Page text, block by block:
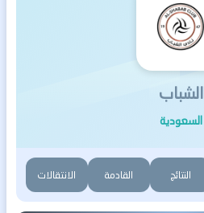
الشباب
السعودية
النتائج القادمة الانتقالات